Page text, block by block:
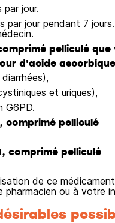
jour.
par jour pendant 7
pelliculé que
d'acide
et uriques),
G6PD.
comprimé pelliculé
comprimé pelliculé
de ce
ou à votre